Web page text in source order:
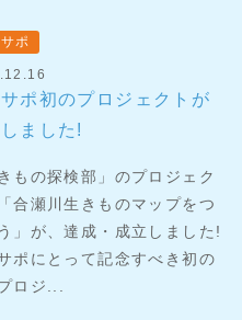
ポ
ポ初のプロジェクトが
ました!
きもの探検部」のプロジェク
合瀬川生きものマップをつ
」が、達成・成立しました!
ポにとって記念すべき初の
ロジ...